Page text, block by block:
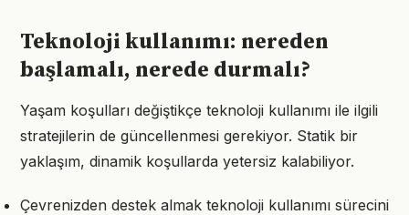
Teknoloji kullanımı: nereden
başlamalı, nerede durmalı?
Yaşam koşulları değiştikçe teknoloji kullanımı ile ilgili
stratejilerin de güncellenmesi gerekiyor. Statik bir
yaklaşım, dinamik koşullarda yetersiz kalabiliyor.
Çevrenizden destek almak teknoloji kullanımı sürecini